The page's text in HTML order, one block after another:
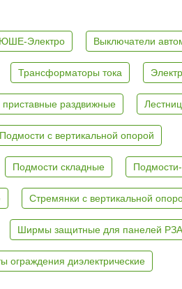
ЮШЕ-Электро Выключатели
Трансформаторы тока
раздвижные
Подмости с вертикальной опорой
Подмости складные
Стремянки с вертикальной
Ширмы защитные для панелей
ограждения диэлектрические